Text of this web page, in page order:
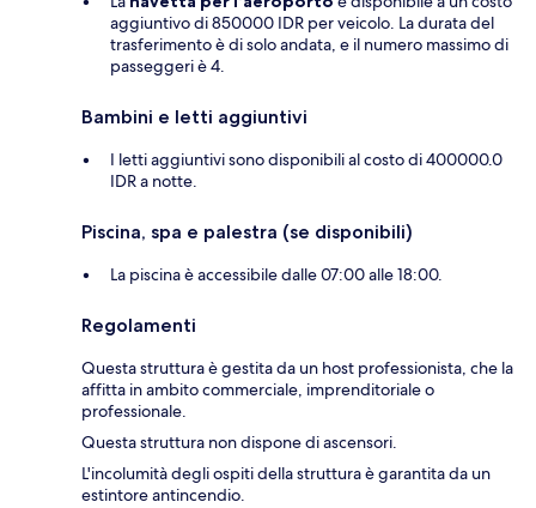
aggiuntivo di 850000 IDR per veicolo. La durata del
trasferimento è di solo andata, e il numero massimo di
passeggeri è 4.
Bambini e letti aggiuntivi
I letti aggiuntivi sono disponibili al costo di 400000.0
IDR a notte.
Piscina, spa e palestra (se disponibili)
La piscina è accessibile dalle 07:00 alle 18:00.
Regolamenti
Questa struttura è gestita da un host professionista, che la
affitta in ambito commerciale, imprenditoriale o
professionale.
Questa struttura non dispone di ascensori.
L'incolumità degli ospiti della struttura è garantita da un
estintore antincendio.